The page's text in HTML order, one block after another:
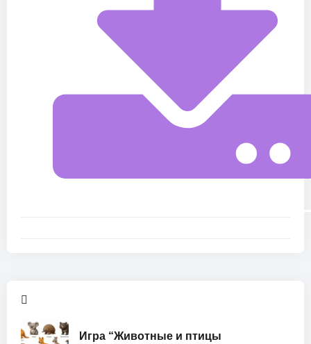
Игра “Животные и птицы